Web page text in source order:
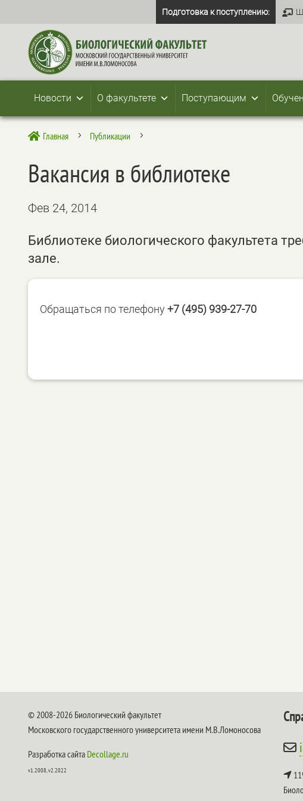
Подготовка к поступлению:
Новости О факультете Поступающим
 Главная 5 Публикации 5
Вакансия в библиотеке
Фев 24, 2014
Библиотеке биологического факультета
зале.
Обращаться по телефону+7 (495) 939-27-70
© 2008-2026 Биологический факультет
Московского государственного университета имени М.В.Ломоносова
Разработка сайта Decollage.ru
v1.2008, v2.2022